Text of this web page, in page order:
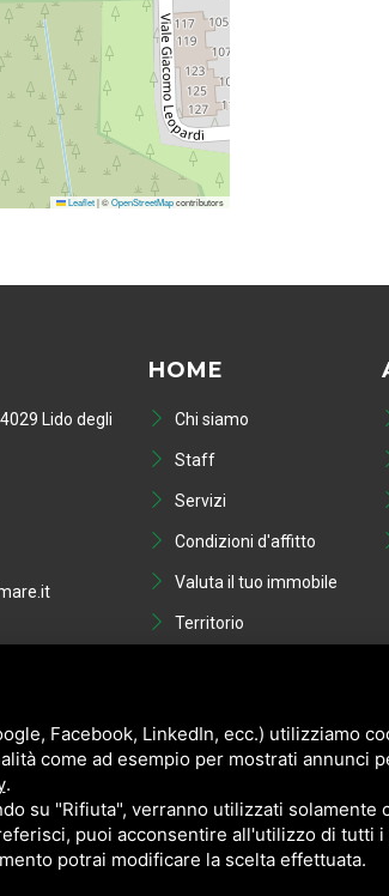
Leaflet |©OpenStreetMapcontributors
Lido degli
HOME
Chi siamo
Staff
Servizi
Condizioni d'affitto
Valuta il tuo immobile
Territorio
Facebook, LinkedIn, ecc.) utilizziamo
come ad esempio per mostrati annunci
.
su "Rifiuta", verranno utilizzati solamente
puoi acconsentire all'utilizzo di tutti
potrai modificare la scelta effettuata.